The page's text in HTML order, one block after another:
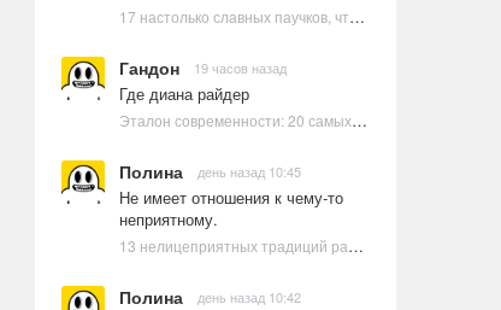
17 настолько славных паучков, что даже у арахнофобов появится желание их погладить
Гандон 19 часов назад
Где диана райдер
Эталон современности: 20 самых красивых и привлекательных актрис Голливуда, по мнению Google | Ультрамарин
Полина день назад 10:45
Не имеет отношения к чему-то
неприятному.
13 нелицеприятных традиций разных стран, которые могут шокировать неподготовленного человека
Полина день назад 10:42